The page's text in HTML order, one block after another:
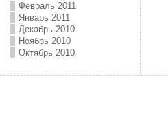
Февраль 2011
Январь 2011
Декабрь 2010
Ноябрь 2010
Октябрь 2010